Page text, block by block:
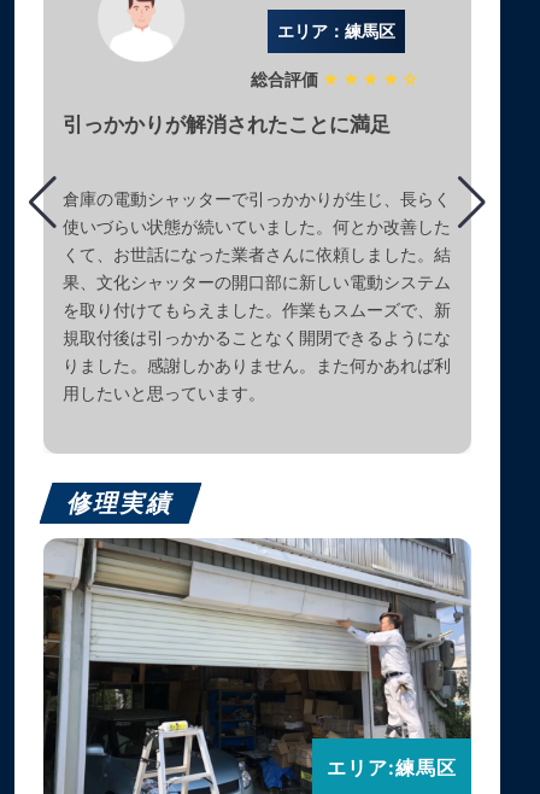
エリア：練馬区
総合評価 ★★★★☆
引っかかりが解消されたことに満足
倉庫の電動シャッターで引っかかりが生じ、長らく
使いづらい状態が続いていました。何とか改善した
くて、お世話になった業者さんに依頼しました。結
果、文化シャッターの開口部に新しい電動システム
を取り付けてもらえました。作業もスムーズで、新
規取付後は引っかかることなく開閉できるようにな
りました。感謝しかありません。また何かあれば利
用したいと思っています。
修理実績
エリア:練馬区